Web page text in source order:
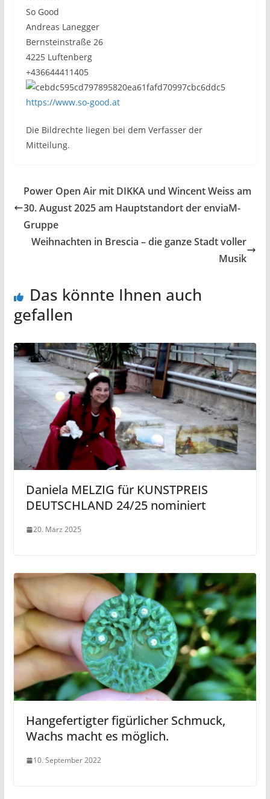
So Good
Andreas Lanegger
Bernsteinstraße 26
4225 Luftenberg
+436644411405
https://www.so-good.at
Die Bildrechte liegen bei dem Verfasser der
Mitteilung.
Power Open Air mit DIKKA und Wincent Weiss am
30. August 2025 am Hauptstandort der enviaM-
Gruppe
Weihnachten in Brescia – die ganze Stadt voller
Musik
Das könnte Ihnen auch
gefallen
Daniela MELZIG für KUNSTPREIS
DEUTSCHLAND 24/25 nominiert
20. März 2025
Hangefertigter figürlicher Schmuck,
Wachs macht es möglich.
10. September 2022